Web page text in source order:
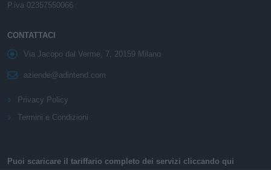
P.iva 02357550066
CONTATTACI
Via Jacopo dal Verme, 7, 20159 Milano
aziende@adintend.com
Privacy Policy
Termini e Condizioni
Puoi scaricare il tariffario completo dei servizi cliccando qui